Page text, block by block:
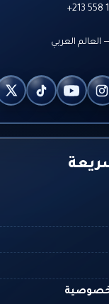
+213 558
— العالم العربي